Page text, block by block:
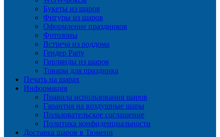
Букеты из шаров
Фигуры из шаров
Оформление праздников
Фотозоны
Встреча из роддома
Гендер Party
Гирлянды из шаров
Товары для праздника
Печать на шарах
Информация
Правила использования шаров
Гарантия на воздушные шары
Пользовательское соглашение
Политика конфиденциальности
Доставка шаров в Тюмени